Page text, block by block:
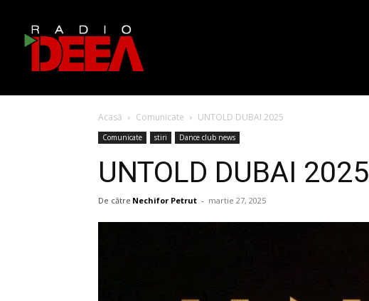
Acasă Comunicate UNTOLD DUBAI 2025
Comunicate stiri Dance club news
UNTOLD DUBAI 2025
De către Nechifor Petrut - martie 27, 2025